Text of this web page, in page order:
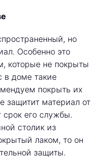
но
Особенно это
которые не покрыты
в доме такие
покрыть их
защитит материал от
срок его службы.
столик из
лаком, то он
защиты.